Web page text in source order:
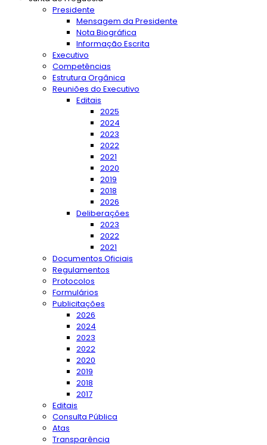
Presidente
Mensagem da Presidente
Nota Biográfica
Informação Escrita
Executivo
Competências
Estrutura Orgânica
Reuniões do Executivo
Editais
2025
2024
2023
2022
2021
2020
2019
2018
2026
Deliberações
2023
2022
2021
Documentos Oficiais
Regulamentos
Protocolos
Formulários
Publicitações
2026
2024
2023
2022
2020
2019
2018
2017
Editais
Consulta Pública
Atas
Transparência